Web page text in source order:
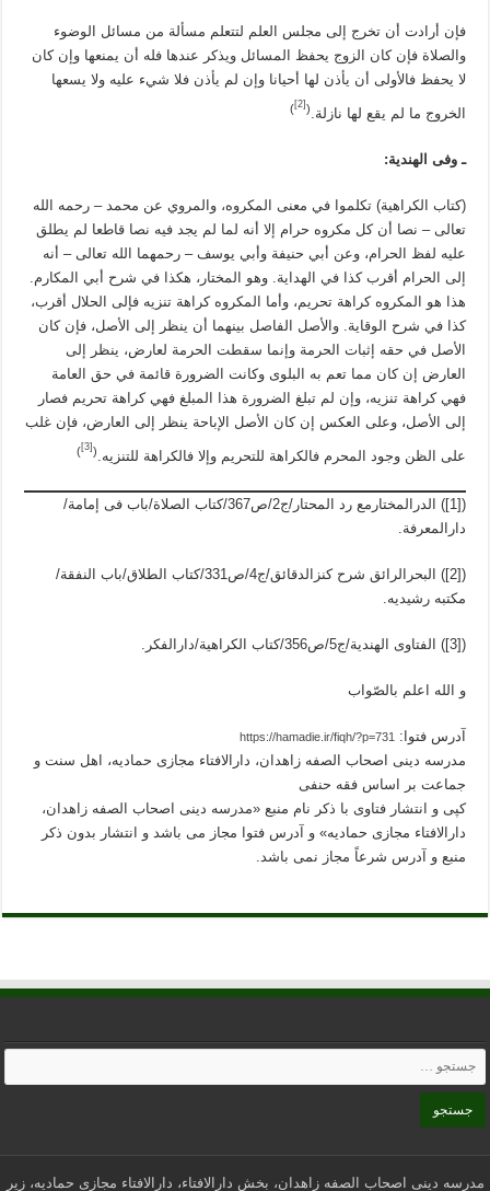
فإن أرادت أن تخرج إلى مجلس العلم لتتعلم مسألة من مسائل الوضوء
والصلاة فإن كان الزوج يحفظ المسائل ويذكر عندها فله أن يمنعها وإن كان
لا يحفظ فالأولى أن يأذن لها أحيانا وإن لم يأذن فلا شيء عليه ولا يسعها
الخروج ما لم يقع لها نازلة.(
[2]
)
ـ وفی الهندیة:
(كتاب الكراهية) تكلموا في معنى المكروه، والمروي عن محمد – رحمه الله
تعالى – نصا أن كل مكروه حرام إلا أنه لما لم يجد فيه نصا قاطعا لم يطلق
عليه لفظ الحرام، وعن أبي حنيفة وأبي يوسف – رحمهما الله تعالى – أنه
إلى الحرام أقرب كذا في الهداية. وهو المختار، هكذا في شرح أبي المكارم.
هذا هو المكروه كراهة تحريم، وأما المكروه كراهة تنزيه فإلى الحلال أقرب،
كذا في شرح الوقاية. والأصل الفاصل بينهما أن ينظر إلى الأصل، فإن كان
الأصل في حقه إثبات الحرمة وإنما سقطت الحرمة لعارض، ينظر إلى
العارض إن كان مما تعم به البلوى وكانت الضرورة قائمة في حق العامة
فهي كراهة تنزيه، وإن لم تبلغ الضرورة هذا المبلغ فهي كراهة تحريم فصار
إلى الأصل، وعلى العكس إن كان الأصل الإباحة ينظر إلى العارض، فإن غلب
على الظن وجود المحرم فالكراهة للتحريم وإلا فالكراهة للتنزيه.(
[3]
)
([1]) الدرالمختارمع رد المحتار/ج2/ص367/کتاب الصلاة/باب فی إمامة/
دارالمعرفة.
([2]) البحرالرائق شرح کنزالدقائق/ج4/ص331/کتاب الطلاق/باب النفقة/
مکتبه رشیدیه.
([3]) الفتاوی الهندیة/ج5/ص356/کتاب الکراهیة/دارالفکر.
و الله اعلم بالصّواب
آدرس فتوا:https://hamadie.ir/fiqh/?p=731
مدرسه دینی اصحاب الصفه زاهدان، دارالافتاء مجازی حمادیه، اهل سنت و
جماعت بر اساس فقه حنفی
کپی و انتشار فتاوی با ذکر نام منبع «مدرسه دینی اصحاب الصفه زاهدان،
دارالافتاء مجازی حمادیه» و آدرس فتوا مجاز می باشد و انتشار بدون ذکر
منبع و آدرس شرعاً مجاز نمی باشد.
مدرسه دینی اصحاب الصفه زاهدان، بخش دارالافتاء، دارالافتاء مجازی حمادیه، زیر